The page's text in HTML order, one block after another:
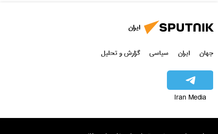
ایران
جهان ایران سیاسی گزارش و تحلیل
Iran Media